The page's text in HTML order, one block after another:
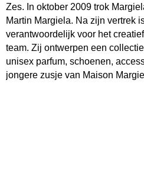
Zes. In oktober 2009 trok
Martin Margiela. Na zijn vertrek
verantwoordelijk voor het
team. Zij ontwerpen een
unisex parfum, schoenen,
jongere zusje van Maison